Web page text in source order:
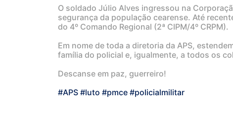
O soldado Júlio Alves ingressou na
segurança da população cearense. Até
do 4º Comando Regional (2ª CIPM/4º CRPM).
Em nome de toda a diretoria da APS,
família do policial e, igualmente, a todos os
Descanse em paz, guerreiro!
#APS #luto #pmce #policialmilitar